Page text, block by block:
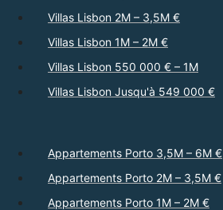
Villas Lisbon 2M – 3,5M €
Villas Lisbon 1M – 2M €
Villas Lisbon 550 000 € – 1M
Villas Lisbon Jusqu'à 549 000 €
Appartements Porto 3,5M – 6M €
Appartements Porto 2M – 3,5M €
Appartements Porto 1M – 2M €